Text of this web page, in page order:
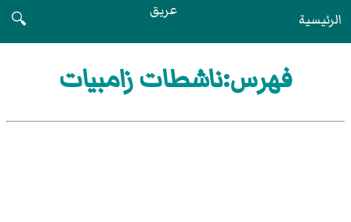
الرئيسية عريق
🔍
فهرس:ناشطات زامبيات